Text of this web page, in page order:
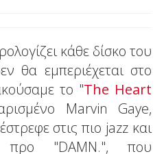
κάθε δίσκο του
θα εμπεριέχεται στο
το "The Heart
Marvin Gaye,
στις πιο jazz και
"DAMN.", που